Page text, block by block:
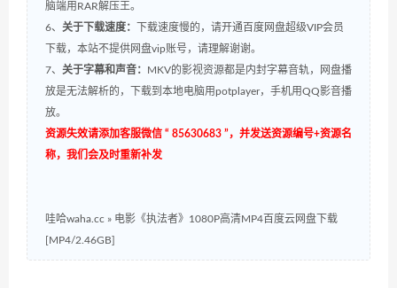
脑端用RAR解压王。
6、 关于下载速度：
下载速度慢的，请开通百度网盘超级VIP会员
下载，本站不提供网盘vip账号，请理解谢谢。
7、 关于字幕和声音：
MKV的影视资源都是内封字幕音轨，网盘播
放是无法解析的，下载到本地电脑用potplayer，手机用QQ影音播
放。
资源失效请添加客服微信 “ 85630683 ”，并发送资源编号+资源名
称，我们会及时重新补发
哇哈waha.cc » 电影《执法者》1080P高清MP4百度云网盘下载
[MP4/2.46GB]